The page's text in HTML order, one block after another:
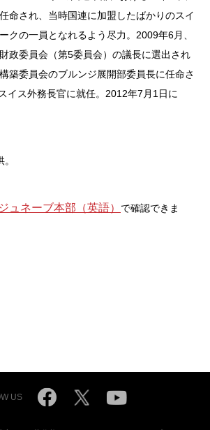
命され、当時国連に加盟したばかりのスイ
クの一員となれるよう尽力。2009年6月、
政委員会（第5委員会）の議長に選出され
築委員会のブルンジ展開部委員長に任命さ
イス外務長官に就任。2012年7月1日に
ュネーブ本部（英語） で確認できま
US